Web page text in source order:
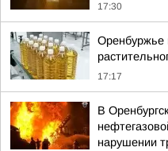
17:30
Оренбуржье
17:17
В
нарушении